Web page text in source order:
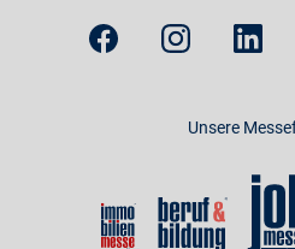
Unsere